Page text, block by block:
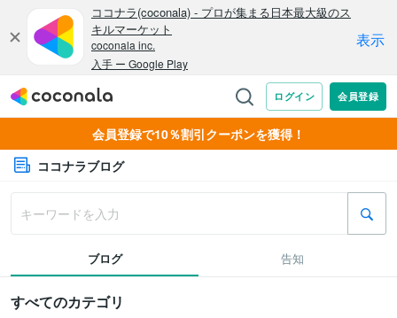
会員登録で10％割引クーポンを獲得！
ココナラブログ
ブログ 告知
すべてのカテゴリ